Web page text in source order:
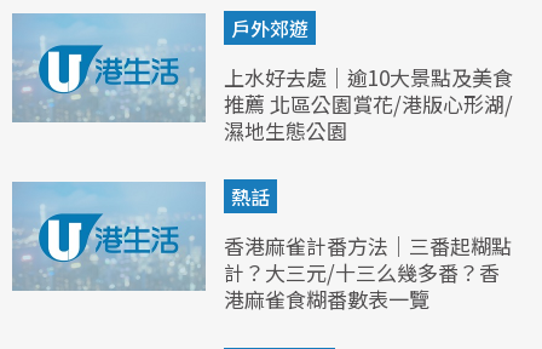
戶外郊遊
上水好去處｜逾10大景點及美食
推薦 北區公園賞花/港版心形湖/
濕地生態公園
熱話
香港麻雀計番方法｜三番起糊點
計？大三元/十三么幾多番？香
港麻雀食糊番數表一覽